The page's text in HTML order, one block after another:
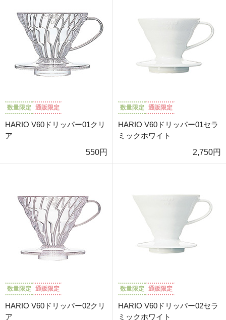
数量限定 通販限定
HARIO V60ドリッパー01クリ
ア
550円
数量限定 通販限定
HARIO V60ドリッパー01セラ
ミックホワイト
2,750円
数量限定 通販限定
HARIO V60ドリッパー02クリ
ア
数量限定 通販限定
HARIO V60ドリッパー02セラ
ミックホワイト